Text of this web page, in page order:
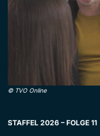
© TVO Online
STAFFEL 2026 – FOLGE 11